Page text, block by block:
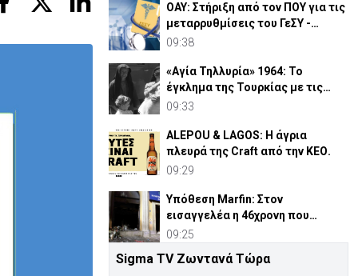
ΟΑΥ: Στήριξη από τον ΠΟΥ για τις
μεταρρυθμίσεις του ΓεΣΥ -
Θετική η αποτίμηση
09:38
«Αγία Τηλλυρία» 1964: Το
έγκλημα της Τουρκίας με τις
βόμβες ναπάλμ (ΒΙΝΤΕΟ)
09:33
ALEPOU & LAGOS: Η άγρια
πλευρά της Craft από την ΚΕΟ.
09:29
Υπόθεση Marfin: Στον
εισαγγελέα η 46χρονη που
κατηγορείται για την επίθεση
09:25
Το μέλλον των online πληρωμών
Sigma TV Ζωντανά Τώρα